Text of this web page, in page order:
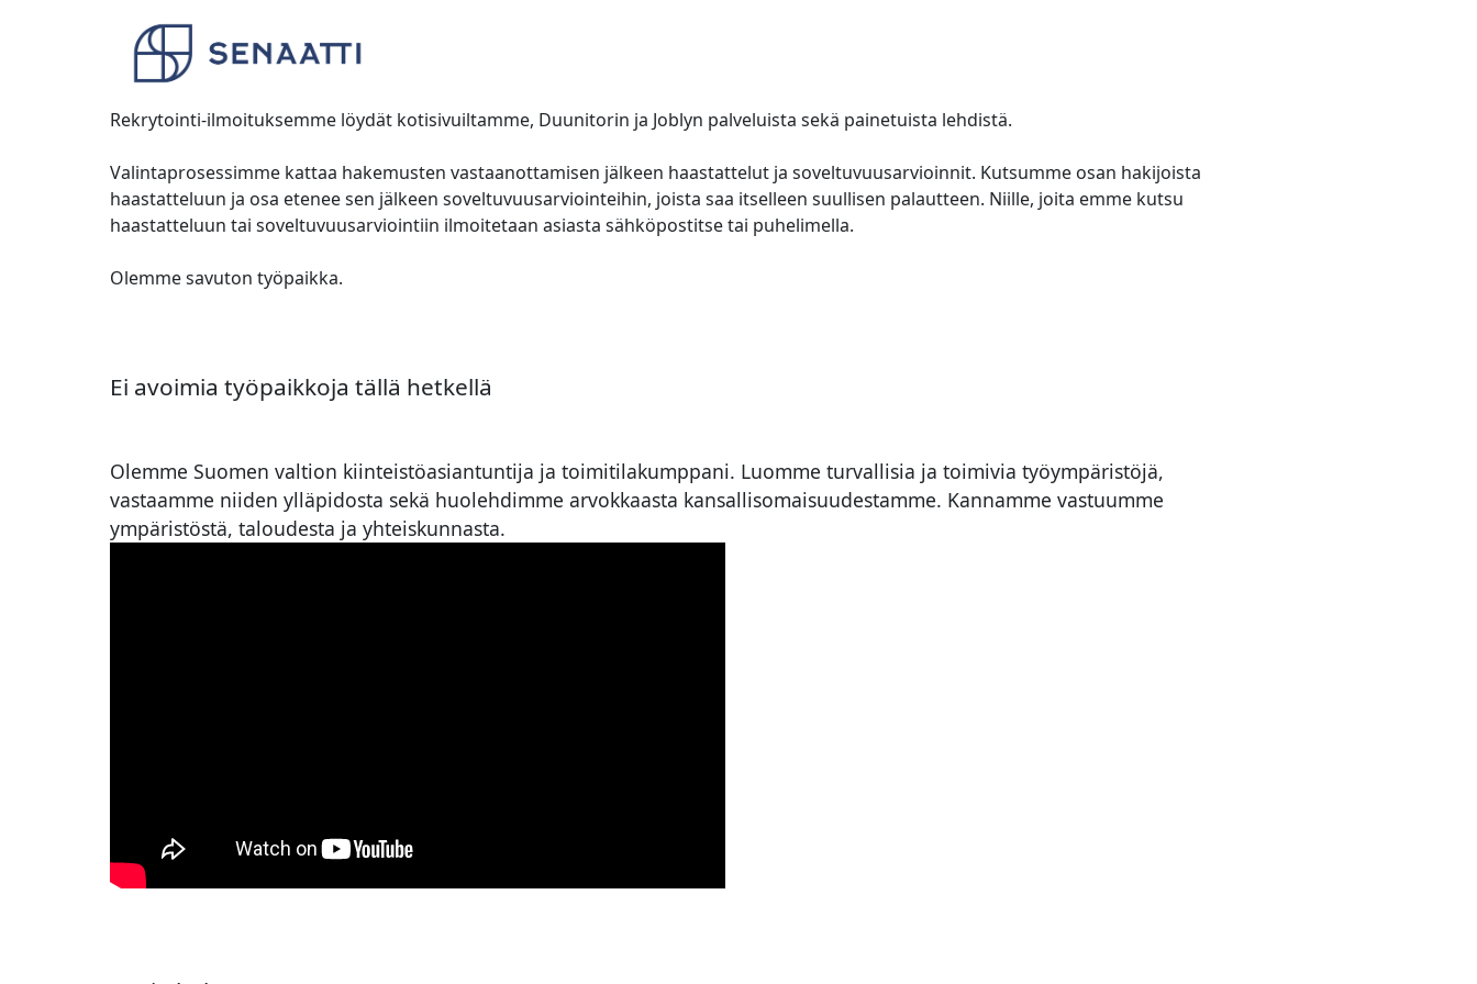
Rekrytointi-ilmoituksemme löydät kotisivuiltamme, Duunitorin ja Joblyn palveluista sekä painetuista lehdistä.
Valintaprosessimme kattaa hakemusten vastaanottamisen jälkeen haastattelut ja soveltuvuusarvioinnit. Kutsumme osan hakijoista
haastatteluun ja osa etenee sen jälkeen soveltuvuusarviointeihin, joista saa itselleen suullisen palautteen. Niille, joita emme kutsu
haastatteluun tai soveltuvuusarviointiin ilmoitetaan asiasta sähköpostitse tai puhelimella.
Olemme savuton työpaikka.
Ei avoimia työpaikkoja tällä hetkellä
Olemme Suomen valtion kiinteistöasiantuntija ja toimitilakumppani. Luomme turvallisia ja toimivia työympäristöjä,
vastaamme niiden ylläpidosta sekä huolehdimme arvokkaasta kansallisomaisuudestamme. Kannamme vastuumme
ympäristöstä, taloudesta ja yhteiskunnasta.